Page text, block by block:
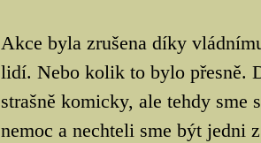
Akce byla zrušena díky
lidí. Nebo kolik to bylo přesně.
strašně komicky, ale tehdy sme
nemoc a nechteli sme být jedni